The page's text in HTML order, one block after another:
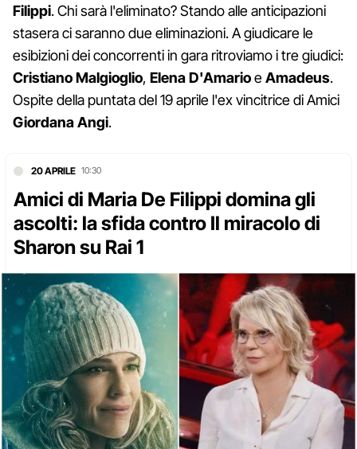
Filippi. Chi sarà l'eliminato? Stando alle anticipazioni
stasera ci saranno due eliminazioni. A giudicare le
esibizioni dei concorrenti in gara ritroviamo i tre giudici:
Cristiano Malgioglio, Elena D'AmarioeAmadeus.
Ospite della puntata del 19 aprile l'ex vincitrice di Amici
Giordana Angi.
20 APRILE 10:30
Amici di Maria De Filippi domina gli
ascolti: la sfida contro Il miracolo di
Sharon su Rai 1